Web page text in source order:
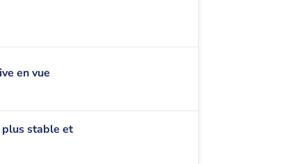
en vue
plus stable et